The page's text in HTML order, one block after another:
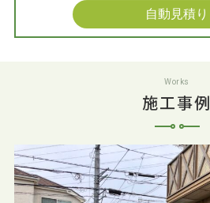
自動見積り
Works
施工事例